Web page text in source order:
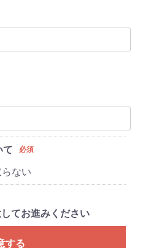
て 必須
ない
てお進みください
する